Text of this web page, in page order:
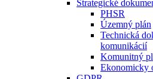
Strategické
PHSR
Územný plán
Technická
komunikácií
Komunitný
Ekonomicky